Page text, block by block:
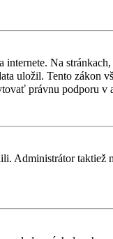
Na
uložil. Tento zákon
právnu podporu
Administrátor